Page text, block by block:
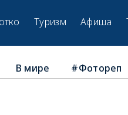
Туризм Афиша
В мире #Фотореп